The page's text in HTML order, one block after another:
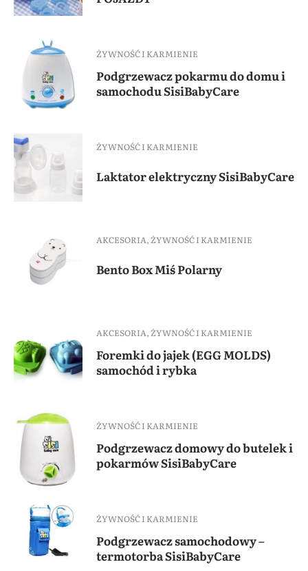
ŻYWNOŚĆ I KARMIENIE
Podgrzewacz pokarmu do domu i
samochodu SisiBabyCare
ŻYWNOŚĆ I KARMIENIE
Laktator elektryczny SisiBabyCare
AKCESORIA,ŻYWNOŚĆ I KARMIENIE
Bento Box Miś Polarny
AKCESORIA,ŻYWNOŚĆ I KARMIENIE
Foremki do jajek (EGG MOLDS)
samochód i rybka
ŻYWNOŚĆ I KARMIENIE
Podgrzewacz domowy do butelek i
pokarmów SisiBabyCare
ŻYWNOŚĆ I KARMIENIE
Podgrzewacz samochodowy –
termotorba SisiBabyCare